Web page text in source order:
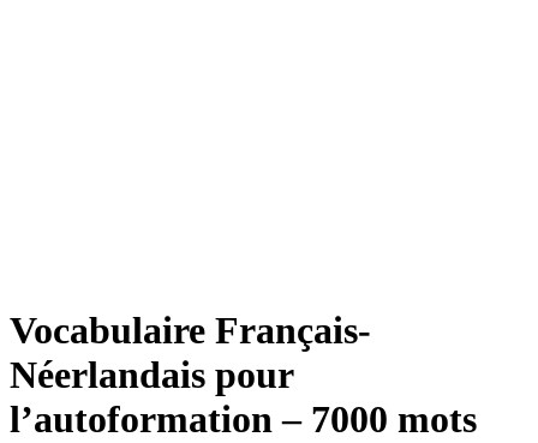
Vocabulaire Français-
Néerlandais pour
l’autoformation – 7000 mots